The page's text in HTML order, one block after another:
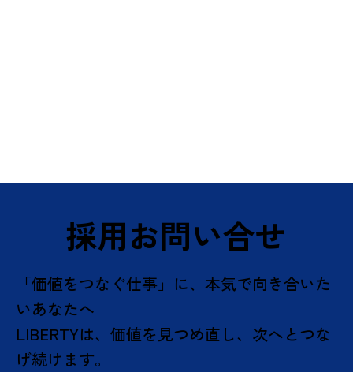
採用お問い合せ
「価値をつなぐ仕事」に、本気で向き合いた
いあなたへ
LIBERTYは、価値を見つめ直し、次へとつな
げ続けます。